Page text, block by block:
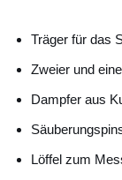
Träger für das
Zweier und
Dampfer aus
Löffel zum